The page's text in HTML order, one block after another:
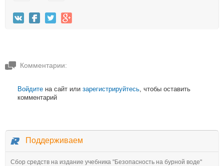
Комментарии:
Войдите на сайт или зарегистрируйтесь , чтобы оставить
комментарий
Поддерживаем
Сбор средств на издание учебника "Безопасность на бурной воде"